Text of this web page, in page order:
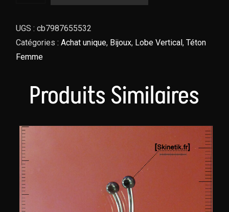
UGS : cb7987655532
Catégories : Achat unique, Bijoux, Lobe Vertical, Téton
Femme
Produits Similaires